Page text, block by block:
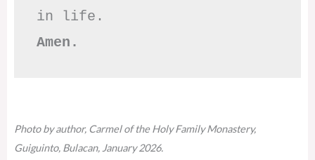
Amen.
Photo by author, Carmel of the Holy Family Monastery,
Guiguinto, Bulacan, January 2026.